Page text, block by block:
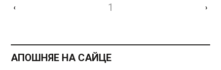
‹ 1 ›
АПОШНЯЕ НА САЙЦЕ